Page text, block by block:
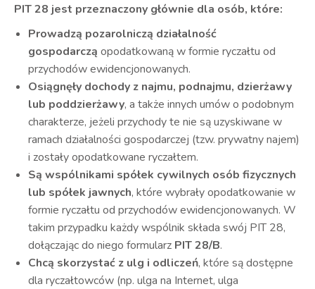
PIT 28 jest przeznaczony głównie dla osób, które:
Prowadzą pozarolniczą działalność
gospodarczą opodatkowaną w formie ryczałtu od
przychodów ewidencjonowanych.
Osiągnęły dochody z najmu, podnajmu, dzierżawy
lub poddzierżawy, a także innych umów o podobnym
charakterze, jeżeli przychody te nie są uzyskiwane w
ramach działalności gospodarczej (tzw. prywatny najem)
i zostały opodatkowane ryczałtem.
Są wspólnikami spółek cywilnych osób fizycznych
lub spółek jawnych, które wybrały opodatkowanie w
formie ryczałtu od przychodów ewidencjonowanych. W
takim przypadku każdy wspólnik składa swój PIT 28,
dołączając do niego formularz PIT 28/B.
Chcą skorzystać z ulg i odliczeń, które są dostępne
dla ryczałtowców (np. ulga na Internet, ulga